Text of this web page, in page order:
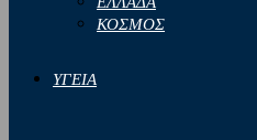
ΚΟΣΜΟΣ
ΥΓΕΙΑ